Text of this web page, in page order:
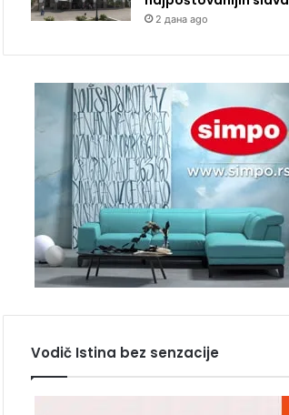
2 дана ago
Vodič Istina bez senzacije